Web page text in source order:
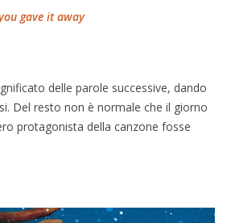
gave it away
delle parole successive, dando
Del resto non è normale che il giorno
protagonista della canzone fosse